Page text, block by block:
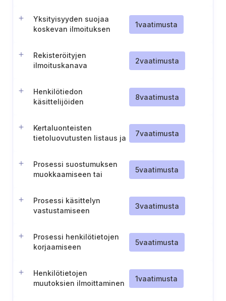
hallinnointi
Yksityisyyden suojaa
koskevan ilmoituksen
1vaatimusta
Rekisteröityjen
ilmoituskanava
2vaatimusta
Henkilötiedon
käsittelijöiden
8vaatimusta
Kertaluonteisten
tietoluovutusten listaus ja
informointiin asiakkaille
7vaatimusta
Prosessi suostumuksen
muokkaamiseen tai
5vaatimusta
Prosessi käsittelyn
vastustamiseen
3vaatimusta
Prosessi henkilötietojen
korjaamiseen
5vaatimusta
Henkilötietojen
muutoksien ilmoittaminen
1vaatimusta